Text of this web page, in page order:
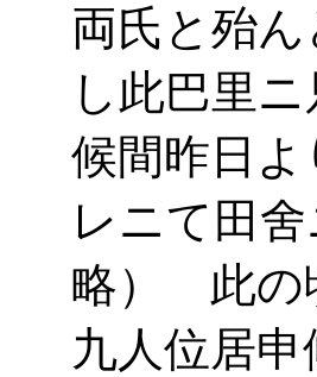
両氏と殆
し此巴里
候間昨日
レニて田
略） 此の
九人位居